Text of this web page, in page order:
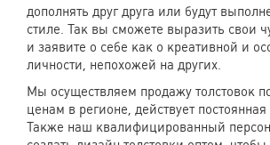
дополнять друг друга или будут
стиле. Так вы сможете выразить свои
и заявите о себе как о креативной и
личности, непохожей на других.
Мы осуществляем продажу толстовок
ценам в регионе, действует
Также наш квалифицированный